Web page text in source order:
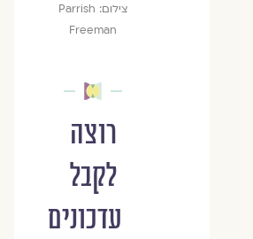
צילום: Parrish
Freeman
רוצה
לקבל
עדכונים